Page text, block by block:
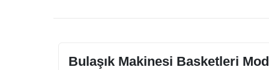
Bulaşık Makinesi Basketleri